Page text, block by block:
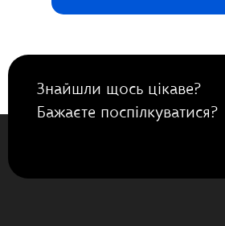
Знайшли щось цікаве?
Бажаєте поспілкуватися?